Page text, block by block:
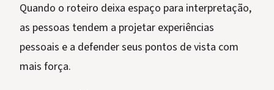
Quando o roteiro deixa espaço para interpretação,
as pessoas tendem a projetar experiências
pessoais e a defender seus pontos de vista com
mais força.